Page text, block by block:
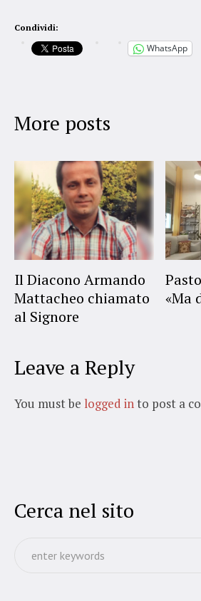
Condividi:
WhatsApp
More posts
Il Diacono Armando
Mattacheo chiamato
al Signore
«Ma
Leave a Reply
You must be logged in to post a
Cerca nel sito